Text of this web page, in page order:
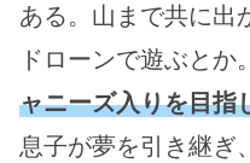
ある。山まで共に出
ドローンで遊ぶとか
ャニーズ入りを目指
息子が夢を引き継ぎ